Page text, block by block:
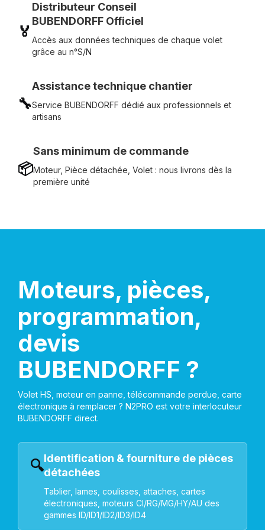
🏅
Distributeur Conseil
BUBENDORFF Officiel
Accès aux données techniques de chaque volet
grâce au n°S/N
🔧
Assistance technique chantier
Service BUBENDORFF dédié aux professionnels et
artisans
📦
Sans minimum de commande
Moteur, Pièce détachée, Volet : nous livrons dès la
première unité
Moteurs, pièces,
programmation,
devis
BUBENDORFF ?
Volet HS, moteur en panne, télécommande perdue, carte
électronique à remplacer ? N2PRO est votre interlocuteur
BUBENDORFF direct.
🔍Identification & fourniture de pièces
détachées
Tablier, lames, coulisses, attaches, cartes
électroniques, moteurs CI/RG/MG/HY/AU des
gammes ID/ID1/ID2/ID3/ID4